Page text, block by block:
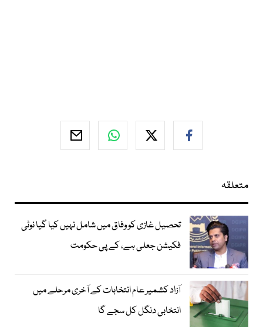
متعلقہ
تحصیل غازی کو وفاق میں شامل نہیں کیا گیا نوٹی
فکیشن جعلی ہے، کے پی حکومت
آزاد کشمیر عام انتخابات کے آخری مرحلے میں
انتخابی دنگل کل سجے گا